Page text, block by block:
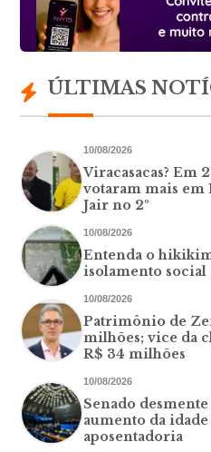
ÚLTIMAS
10/08/2026
Viracasacas? Em
votaram mais em
Jair no 2º
10/08/2026
Entenda o
isolamento social
10/08/2026
Patrimônio de
milhões; vice da
R$ 34 milhões
10/08/2026
Senado
aumento da
aposentadoria